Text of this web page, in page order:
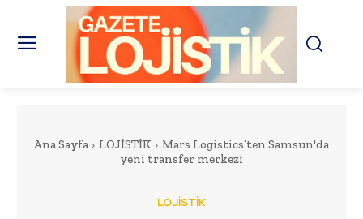
Ana Sayfa LOJİSTİK
Mars Logistics’ten Samsun'da
yeni transfer merkezi
LOJİSTİK